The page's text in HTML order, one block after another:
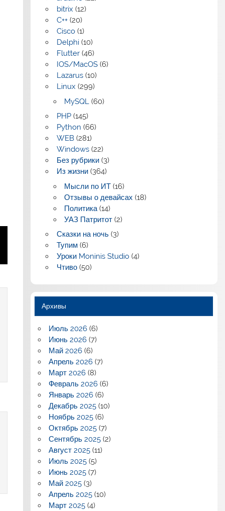
bitrix (12)
C++(20)
Cisco(1)
Delphi(10)
Flutter(46)
IOS/MacOS(6)
Lazarus(10)
Linux (299)
MySQL(60)
PHP(145)
Python (66)
WEB(281)
Windows(22)
Без рубрики(3)
Из жизни(364)
Мысли по ИТ(16)
Отзывы о девайсах (18)
Политика(14)
УАЗ Патритот(2)
Сказки на ночь(3)
Тупим(6)
Уроки Moninis Studio(4)
Чтиво(50)
Архивы
Июль 2026 (6)
Июнь 2026 (7)
Май 2026 (6)
Апрель 2026 (7)
Март 2026 (8)
Февраль 2026 (6)
Январь 2026 (6)
Декабрь 2025 (10)
Ноябрь 2025 (6)
Октябрь 2025 (7)
Сентябрь 2025 (2)
Август 2025 (11)
Июль 2025 (5)
Июнь 2025 (7)
Май 2025 (3)
Апрель 2025 (10)
Март 2025 (4)